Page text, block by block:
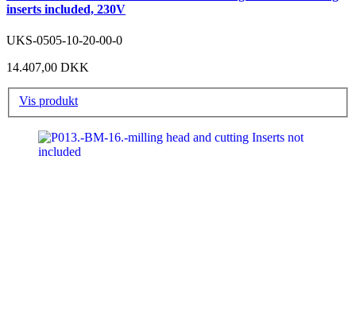
inserts included, 230V
UKS-0505-10-20-00-0
14.407,00 DKK
Vis produkt